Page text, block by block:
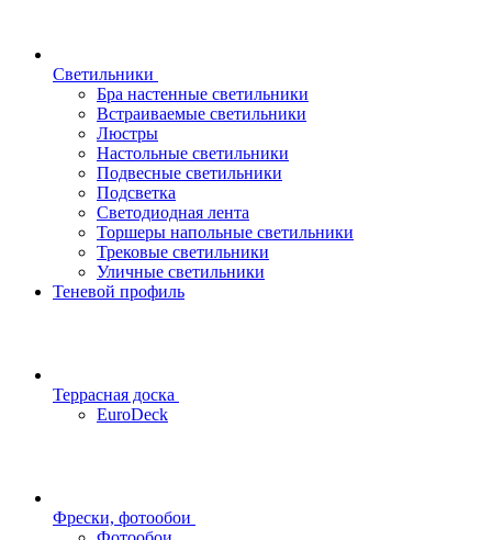
Светильники
Бра настенные светильники
Встраиваемые светильники
Люстры
Настольные светильники
Подвесные светильники
Подсветка
Светодиодная лента
Торшеры напольные светильники
Трековые светильники
Уличные светильники
Теневой профиль
Террасная доска
EuroDeck
Фрески, фотообои